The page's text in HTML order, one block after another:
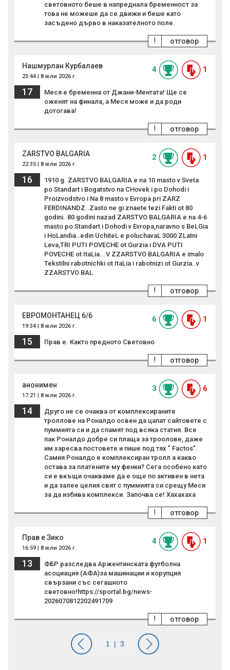
световното беше в напреднала бременност за
това не можеше да се движи и беше като
засъдено дърво в наказателното поле.
отговор
!
Нашмурлан Курбалаев
23:44 | 8 юли 2026 г.
4 1
17
Меся е бременна от Джани-Ментата! Ще се
оженят на финала, а Меся може и да роди
дотогава!
отговор
!
ZARSTVO BALGARIA
22:35 | 8 юли 2026 г.
2 1
16
1910 g. ZARSTVO BALGARIA e na 10 masto v Sveta
po Standart i Bogatstvo na CHovek i po Dohodi i
Proizvodstvo i Na 8 masto v Evropa pri ZARZ
FERDINANDZ..Zasto ne gi znaete tezi Fakti ot 80
godini..80 godini nazad ZARSTVO BALGARIA e na 4-6
masto po Standart i Dohodi v Evropa,naravno s BeLGia
i HoLandia..edin UchiteL e poluchavaL 3000 ZLatni
Leva,TRI PUTI POVECHE ot Gurzia i DVA PUTI
POVECHE ot ItaLia...V ZZARSTVO BALGARIA e imalo
Tekstilni rabotnichki ot ItaLia i rabotnizi ot Gurzia..v
ZZARSTVO BAL
отговор
!
ЕВРОМОНТАНЕЦ 6/6
19:34 | 8 юли 2026 г.
6 1
15 Прав е. Както предното Световно
отговор
!
анонимен
17:21 | 8 юли 2026 г.
3 6
14
Друго не се очаква от комплексираните
троллове на Роналдо освен да цапат сайтовете с
пуммията си и да спамят под всяка статия. Все
пак Роналдо добре си плаща за троолове, даже
им харесва постовете и пише под тях " Factos".
Самия Роналдо е комплексиран тролл а какво
остава за платените му фенки? Сега особено като
си е вкъщи очакваме да е още по активен в нета
и да залее целия свят с пуммията си срещу Меси
за да избива комплекси. Започва се! Хахахаха
отговор
!
Прав е Зико
16:59 | 8 юли 2026 г.
4 1
13
ФБР разследва Аржентинската футболна
асоциация (АФА)за машинации и корупция
свързани със сегашното
световно!https://sportal.bg/news-
2026070812202491709
отговор
!